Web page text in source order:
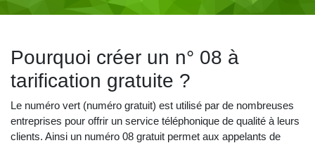
Pourquoi créer un n° 08 à
tarification gratuite ?
Le numéro vert (numéro gratuit) est utilisé par de nombreuses
entreprises pour offrir un service téléphonique de qualité à leurs
clients. Ainsi un numéro 08 gratuit permet aux appelants de